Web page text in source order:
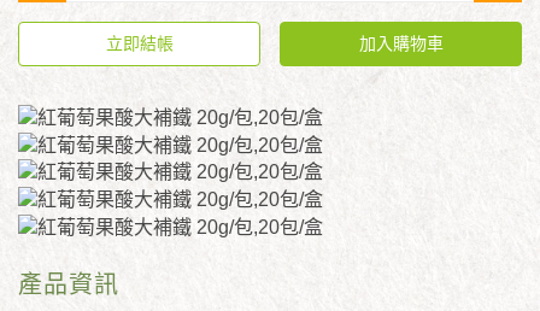
立即結帳 加入購物車
產品資訊